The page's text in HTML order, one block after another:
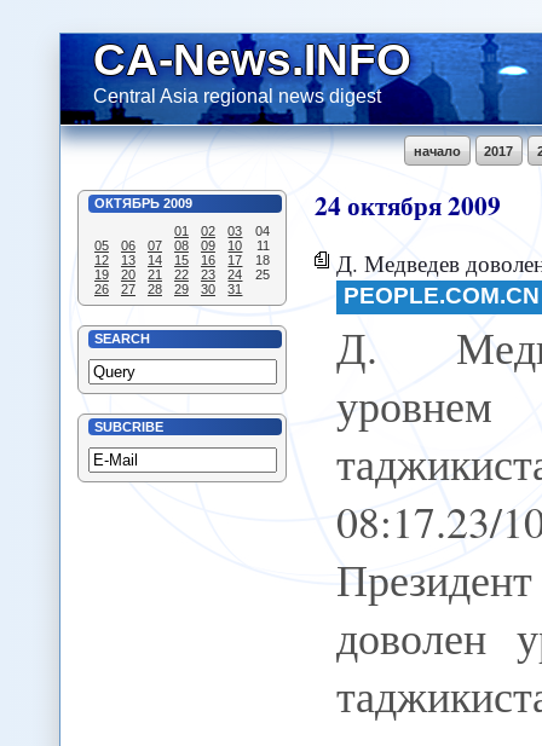
CA-News.INFO
Central Asia regional news digest
2017
начало
ОКТЯБРЬ 2009
01
02 03
04
05
06 07 08 09 10
11
12
13 14 15 16 17
18
19
20 21 22 23 24
25
26
27 28 29 30 31
SEARCH
SUBCRIBE
24октября2009
Д. Медведев доволен
PEOPLE.COM.CN
Д.
08:17.23/
доволен